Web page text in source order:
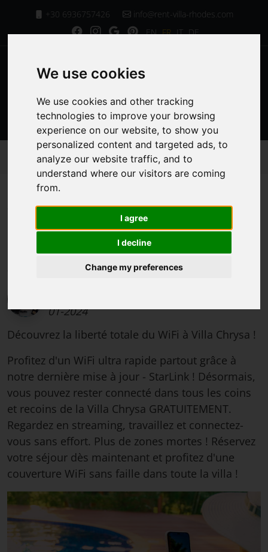
+30 6936757426
info@rent-villa-rhodes.com
EN FR IT DE
MENU
Page d'Accueil
Services de la Villa
WiFi Gratuit Extra Rapide
WiFi Gratuit Extra
Rapide
01-2024
Découvrez la liberté totale du WiFi à Villa Chrysa !
Profitez d'un WiFi ultra rapide partout grâce à
notre dernière mise à jour - StarLink ! Désormais,
vous pouvez rester connecté dans tous les coins
et recoins de la Villa Chrysa GRATUITEMENT.
Regardez en streaming, travaillez et connectez-
vous sans effort. Plus de zones mortes ! Réservez
votre séjour dès maintenant et profitez d'une
couverture WiFi sans faille dans toute la villa !
We use cookies
We use cookies and other tracking
technologies to improve your browsing
experience on our website, to show you
personalized content and targeted ads, to
analyze our website traffic, and to
understand where our visitors are coming
from.
I agree
I decline
Change my preferences